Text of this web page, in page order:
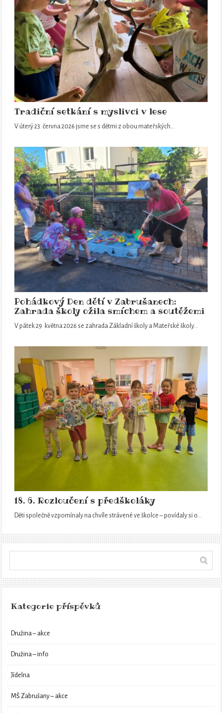
Tradiční setkání s myslivci v lese
V úterý 23. června 2026 jsme se s dětmi z obou mateřských…
Pohádkový Den dětí v Zabrušanech:
Zahrada školy ožila smíchem a soutěžemi
V pátek 29. května 2026 se zahrada Základní školy a Mateřské školy…
18. 6. Rozloučení s předškoláky
Děti společně vzpomínaly na chvíle strávené ve školce – povídaly si o…
Kategorie příspěvků
Družina – akce
Družina – info
Jídelna
MŠ Zabrušany – akce